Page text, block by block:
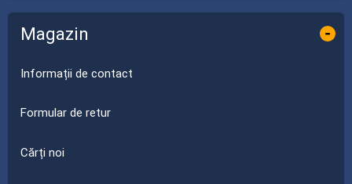
Magazin -
Informații de contact
Formular de retur
Cărți noi